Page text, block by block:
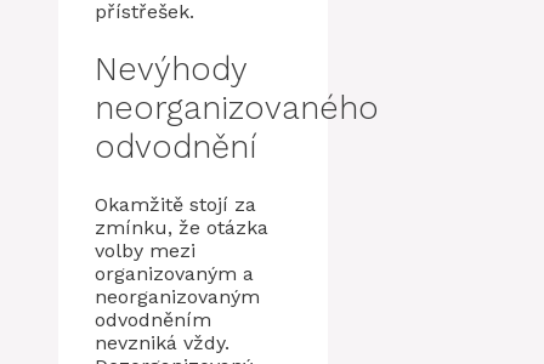
přístřešek.
Nevýhody
neorganizovaného
odvodnění
Okamžitě stojí za
zmínku, že otázka
volby mezi
organizovaným a
neorganizovaným
odvodněním
nevzniká vždy.